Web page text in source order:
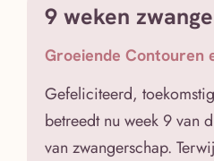
9 weken
Groeiende Contouren
Gefeliciteerd,
betreedt nu week 9 van
van zwangerschap.